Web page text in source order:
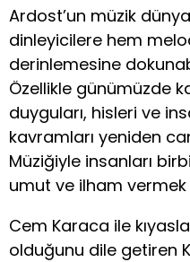
Ardost’un müzik
dinleyicilere hem
derinlemesine
Özellikle günümüzde
duyguları, hisleri ve
kavramları yeniden
Müziğiyle insanları
umut ve ilham
Cem Karaca ile
olduğunu dile getiren